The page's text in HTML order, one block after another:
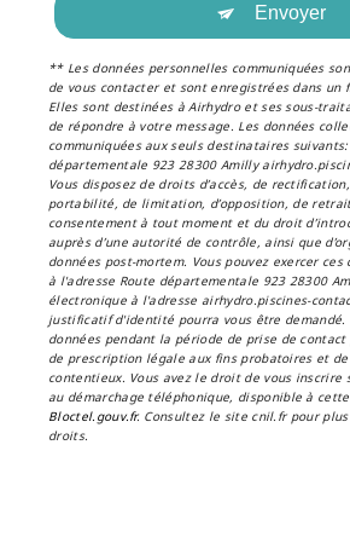
Envoyer
** Les données personnelles communiquées
de vous contacter et sont enregistrées dans un
Elles sont destinées à Airhydro et ses sous-
de répondre à votre message. Les données
communiquées aux seuls destinataires
départementale 923 28300 Amilly
Vous disposez de droits d’accès, de
portabilité, de limitation, d’opposition, de
consentement à tout moment et du droit
auprès d’une autorité de contrôle, ainsi que
données post-mortem. Vous pouvez exercer
à l'adresse Route départementale 923 28300
électronique à l'adresse airhydro.piscines-
justificatif d'identité pourra vous être demandé.
données pendant la période de prise de
de prescription légale aux fins probatoires et
contentieux. Vous avez le droit de vous
au démarchage téléphonique, disponible à
Bloctel.gouv.fr. Consultez le site cnil.fr pour
droits.